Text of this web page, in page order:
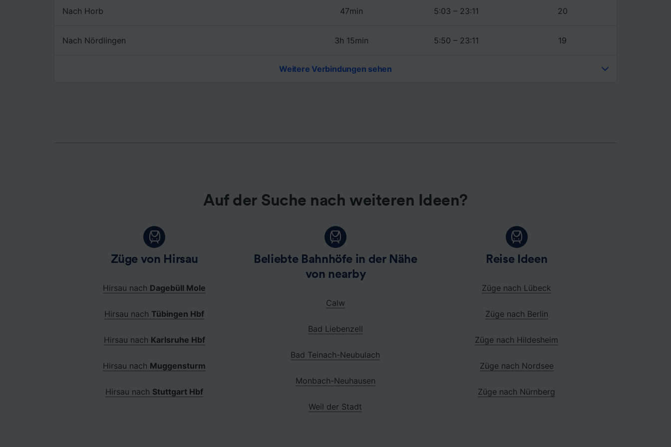
Nach Horb 47min 5:03 – 23:11 20
Nach Nördlingen 3h 15min 5:50 – 23:11 19
Weitere Verbindungen sehen
Auf der Suche nach weiteren Ideen?
Züge von Hirsau
Hirsau nach Dagebüll Mole
Hirsau nach Tübingen Hbf
Hirsau nach Karlsruhe Hbf
Hirsau nach Muggensturm
Hirsau nach Stuttgart Hbf
Beliebte Bahnhöfe in der Nähe
von nearby
Calw
Bad Liebenzell
Bad Teinach-Neubulach
Monbach-Neuhausen
Weil der Stadt
Reise Ideen
Züge nach Lübeck
Züge nach Berlin
Züge nach Hildesheim
Züge nach Nordsee
Züge nach Nürnberg